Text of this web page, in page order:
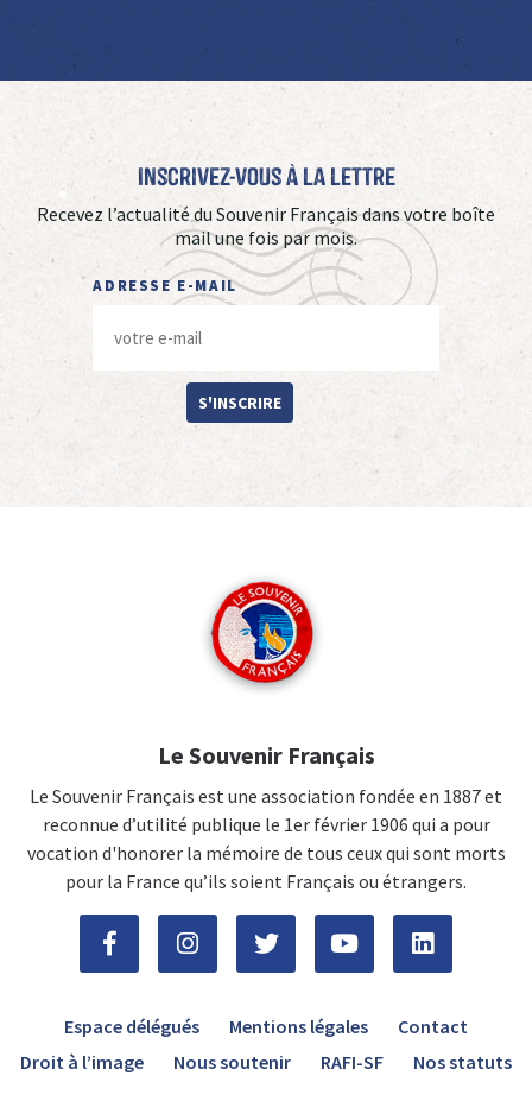
Inscrivez-vous à La Lettre
Recevez l’actualité du Souvenir Français dans votre boîte
mail une fois par mois.
ADRESSE E-MAIL
S'INSCRIRE
Le Souvenir Français
Le Souvenir Français est une association fondée en 1887 et
reconnue d’utilité publique le 1er février 1906 qui a pour
vocation d'honorer la mémoire de tous ceux qui sont morts
pour la France qu’ils soient Français ou étrangers.
Espace délégués Mentions légales
Contact
Droit à l’image
Nous soutenir RAFI-SF Nos statuts